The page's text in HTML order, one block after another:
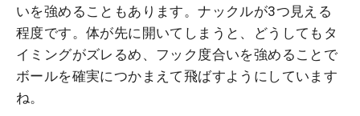
いを強めることもあります。ナックルが3つ見える
程度です。体が先に開いてしまうと、どうしてもタ
イミングがズレるめ、フック度合いを強めることで
ボールを確実につかまえて飛ばすようにしています
ね。